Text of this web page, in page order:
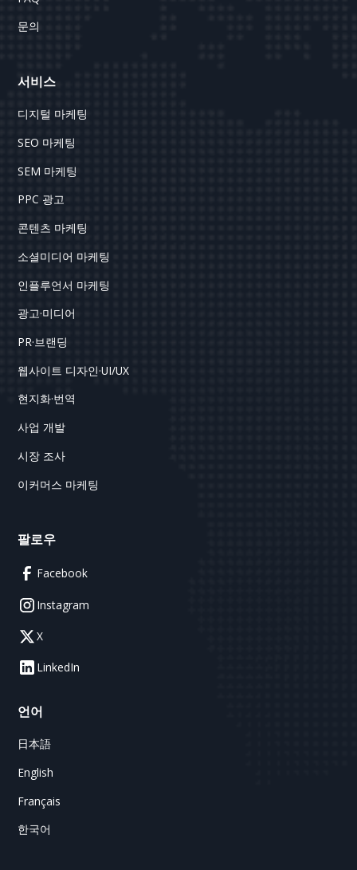
문의
서비스
디지털 마케팅
SEO 마케팅
SEM 마케팅
PPC 광고
콘텐츠 마케팅
소셜미디어 마케팅
인플루언서 마케팅
광고·미디어
PR·브랜딩
웹사이트 디자인·UI/UX
현지화·번역
사업 개발
시장 조사
이커머스 마케팅
팔로우
Facebook
Instagram
X
LinkedIn
언어
日本語
English
Français
한국어